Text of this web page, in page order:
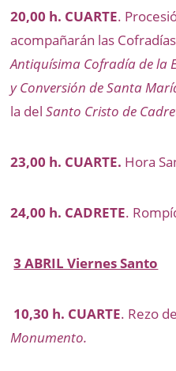
20,00 h. CUARTE.
acompañarán las
Antiquísima Cofradía de la
y Conversión de Santa
la delSanto Cristo de
23,00 h. CUARTE. Hora
24,00 h. CADRETE.
3 ABRIL Viernes Santo
10,30 h. CUARTE. Rezo
Monumento.